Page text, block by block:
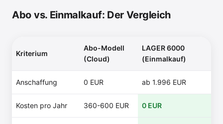
Abo vs. Einmalkauf: Der Vergleich
Kriterium
Abo-Modell
(Cloud)
LAGER 6000
(Einmalkauf)
Anschaffung 0 EUR ab 1.996 EUR
Kosten pro Jahr 360-600 EUR 0 EUR